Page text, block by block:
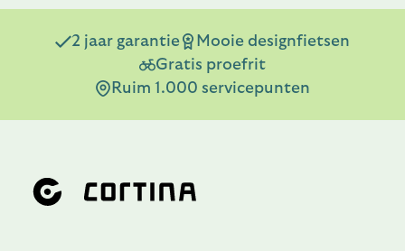
2 jaar garantie
Mooie designfietsen
Gratis proefrit
Ruim 1.000 servicepunten